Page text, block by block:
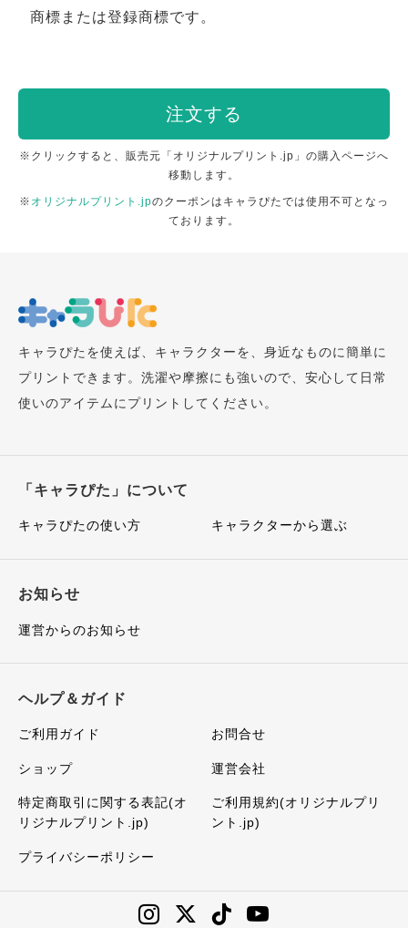
商標または登録商標です。
注文する
※クリックすると、販売元「オリジナルプリント.jp」の購入ページへ
移動します。
※ オリジナルプリント.jpのクーポンはキャラぴたでは使用不可となっ
ております。
キャラぴたを使えば、キャラクターを、身近なものに簡単に
プリントできます。洗濯や摩擦にも強いので、安心して日常
使いのアイテムにプリントしてください。
「キャラぴた」について
キャラぴたの使い方 キャラクターから選ぶ
お知らせ
運営からのお知らせ
ヘルプ＆ガイド
ご利用ガイド お問合せ
ショップ 運営会社
特定商取引に関する表記(オ
リジナルプリント.jp)
ご利用規約(オリジナルプリ
ント.jp)
プライバシーポリシー